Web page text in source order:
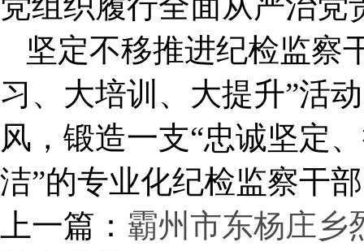
坚定不移推进纪检监察
习、大培训、大提升”活
风，锻造一支“忠诚坚定
洁”的专业化纪检监察干
上一篇： 霸州市东杨庄乡